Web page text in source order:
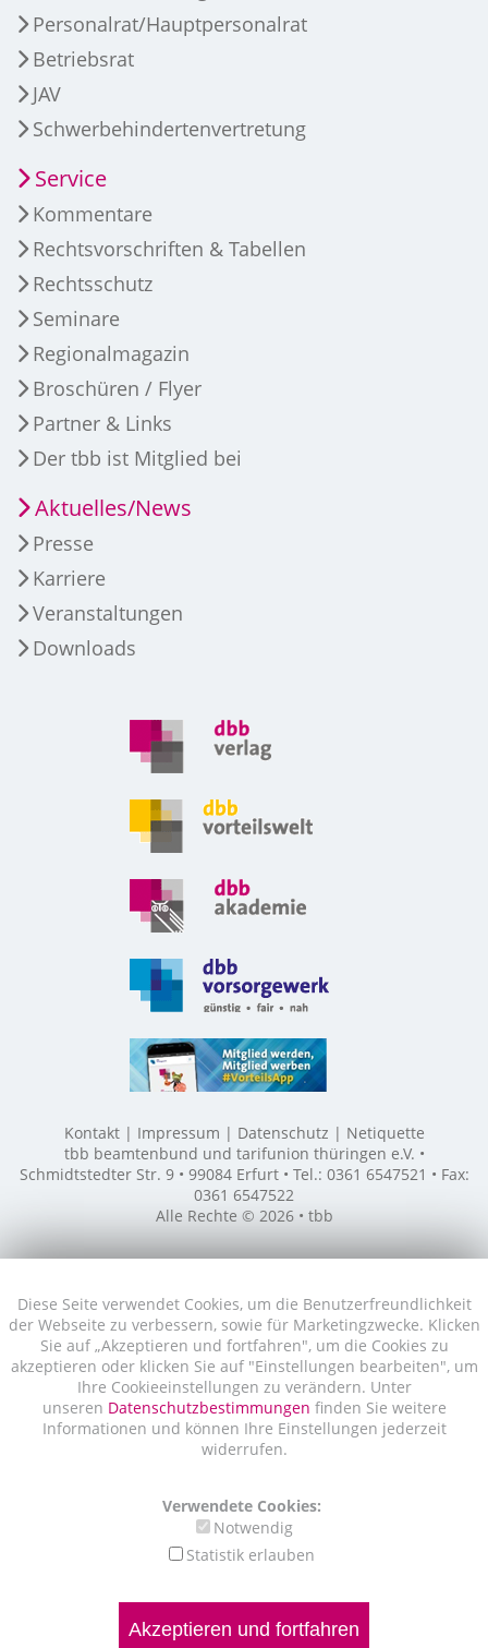
Diese Seite verwendet Cookies, um die Benutzerfreundlichkeit
der Webseite zu verbessern, sowie für Marketingzwecke. Klicken
Sie auf „Akzeptieren und fortfahren", um die Cookies zu
akzeptieren oder klicken Sie auf "Einstellungen bearbeiten", um
Ihre Cookieeinstellungen zu verändern. Unter
unseren Datenschutzbestimmungen finden Sie weitere
Informationen und können Ihre Einstellungen jederzeit
widerrufen.
Verwendete Cookies:
Notwendig
Statistik erlauben
Akzeptieren und fortfahren
Personalrat/Hauptpersonalrat
Betriebsrat
JAV
Schwerbehindertenvertretung
Service
Kommentare
Rechtsvorschriften & Tabellen
Rechtsschutz
Seminare
Regionalmagazin
Broschüren / Flyer
Partner & Links
Der tbb ist Mitglied bei
Aktuelles/News
Presse
Karriere
Veranstaltungen
Downloads
Kontakt Impressum Datenschutz
Netiquette
tbb beamtenbund und tarifunion thüringen e.V. •
Schmidtstedter Str. 9 • 99084 Erfurt • Tel.: 0361 6547521 • Fax:
0361 6547522
Alle Rechte © 2026 • tbb